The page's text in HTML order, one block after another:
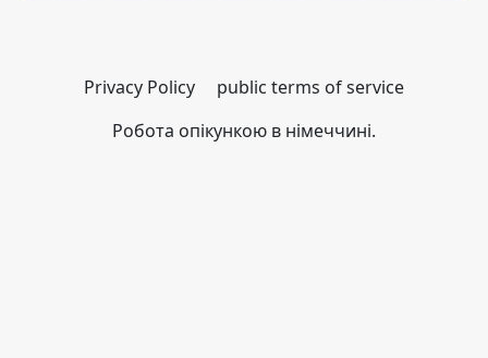
Privacy Policy
public terms of service
Робота опікункою в німеччині.